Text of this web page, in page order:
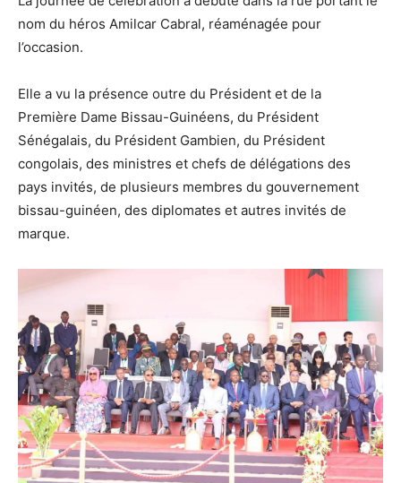
nom du héros Amilcar Cabral, réaménagée pour
l’occasion.
Elle a vu la présence outre du Président et de la
Première Dame Bissau-Guinéens, du Président
Sénégalais, du Président Gambien, du Président
congolais, des ministres et chefs de délégations des
pays invités, de plusieurs membres du gouvernement
bissau-guinéen, des diplomates et autres invités de
marque.